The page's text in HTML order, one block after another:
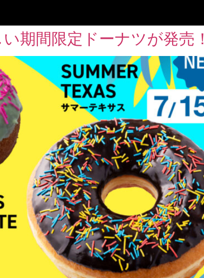
期間限定ドーナツが発売！